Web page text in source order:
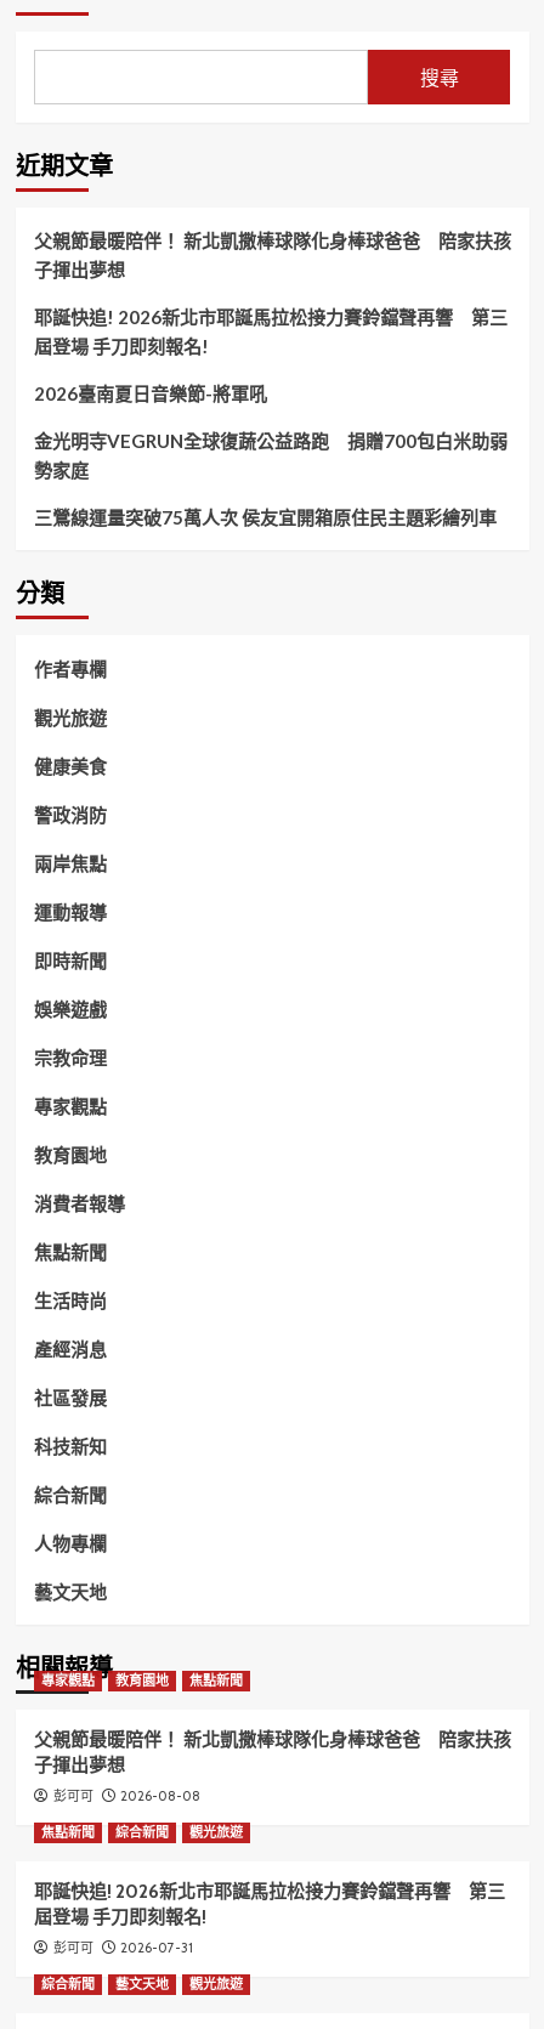
搜尋
近期文章
父親節最暖陪伴！ 新北凱撒棒球隊化身棒球爸爸 陪家扶孩
子揮出夢想
耶誕快追! 2026新北市耶誕馬拉松接力賽鈴鐺聲再響 第三
屆登場 手刀即刻報名!
2026臺南夏日音樂節-將軍吼
金光明寺VEGRUN全球復蔬公益路跑 捐贈700包白米助弱
勢家庭
三鶯線運量突破75萬人次 侯友宜開箱原住民主題彩繪列車
分類
作者專欄
觀光旅遊
健康美食
警政消防
兩岸焦點
運動報導
即時新聞
娛樂遊戲
宗教命理
專家觀點
教育園地
消費者報導
焦點新聞
生活時尚
產經消息
社區發展
科技新知
綜合新聞
人物專欄
藝文天地
相關報導
專家觀點 教育園地 焦點新聞
父親節最暖陪伴！ 新北凱撒棒球隊化身棒球爸爸 陪家扶孩
子揮出夢想
彭可可 2026-08-08
焦點新聞 綜合新聞 觀光旅遊
耶誕快追! 2026新北市耶誕馬拉松接力賽鈴鐺聲再響 第三
屆登場 手刀即刻報名!
彭可可 2026-07-31
綜合新聞 藝文天地 觀光旅遊